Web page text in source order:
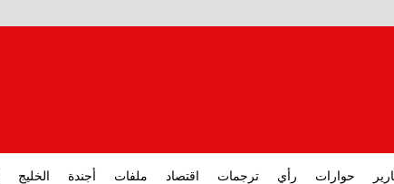
حوارات رأي ترجمات اقتصاد ملفات أجندة الخليج